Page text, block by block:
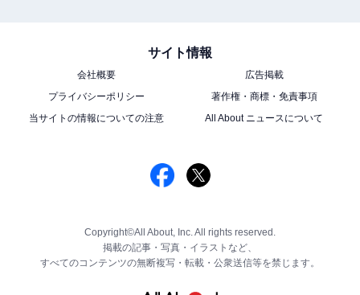
サイト情報
会社概要
広告掲載
プライバシーポリシー
著作権・商標・免責事項
当サイトの情報についての注意
All About ニュースについて
Copyright©All About, Inc. All rights reserved.
掲載の記事・写真・イラストなど、
すべてのコンテンツの無断複写・転載・公衆送信等を禁じます。